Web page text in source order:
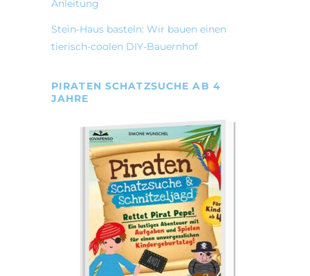
Anleitung
Stein-Haus basteln: Wir bauen einen
tierisch-coolen DIY-Bauernhof
PIRATEN SCHATZSUCHE AB 4
JAHRE